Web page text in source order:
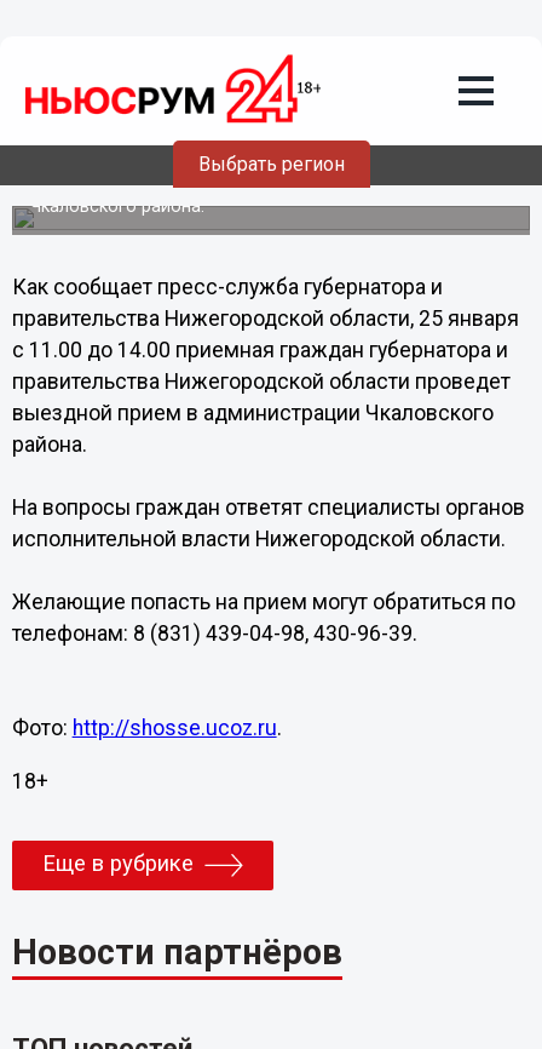
Выбрать регион
Специалисты органов исполнительной
власти Нижегородской области
ответят на вопросы граждан
Выездной прием граждан пройдет в администрации
Чкаловского района.
Как сообщает пресс-служба губернатора и
правительства Нижегородской области, 25 января
с 11.00 до 14.00 приемная граждан губернатора и
правительства Нижегородской области проведет
выездной прием в администрации Чкаловского
района.
На вопросы граждан ответят специалисты органов
исполнительной власти Нижегородской области.
Желающие попасть на прием могут обратиться по
телефонам: 8 (831) 439-04-98, 430-96-39.
Фото: http://shosse.ucoz.ru.
18+
Еще в рубрике
Новости партнёров